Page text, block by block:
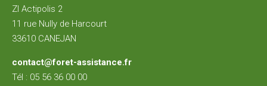
ZI Actipolis 2
11 rue Nully de Harcourt
33610 CANEJAN
contact@foret-assistance.fr
Tél : 05 56 36 00 00